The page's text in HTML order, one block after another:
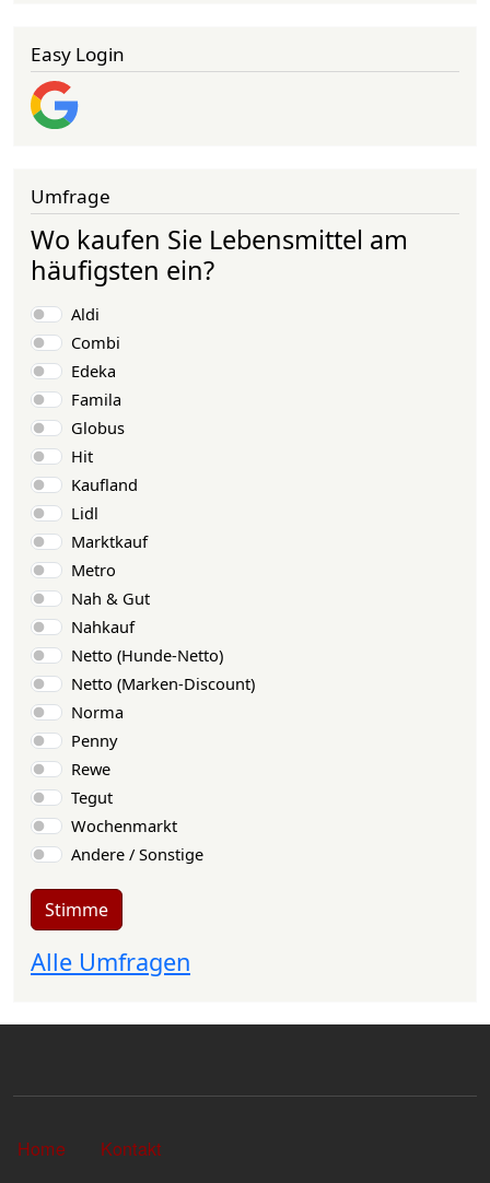
Easy Login
Umfrage
Wo kaufen Sie Lebensmittel am
häufigsten ein?
Auswahlmöglichkeiten
Aldi
Combi
Edeka
Famila
Globus
Hit
Kaufland
Lidl
Marktkauf
Metro
Nah & Gut
Nahkauf
Netto (Hunde-Netto)
Netto (Marken-Discount)
Norma
Penny
Rewe
Tegut
Wochenmarkt
Andere / Sonstige
Stimme
Alle Umfragen
Sekundärlinks
Home
Kontakt